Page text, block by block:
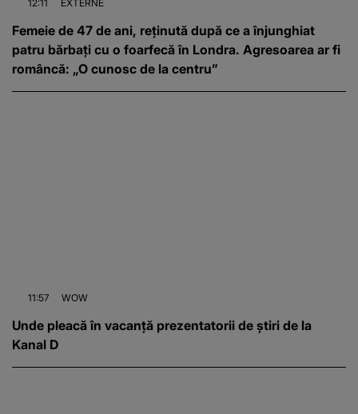
12:11 EXTERNE
Femeie de 47 de ani, reținută după ce a înjunghiat
patru bărbați cu o foarfecă în Londra. Agresoarea ar fi
româncă: „O cunosc de la centru”
11:57 WOW
Unde pleacă în vacanță prezentatorii de știri de la
Kanal D